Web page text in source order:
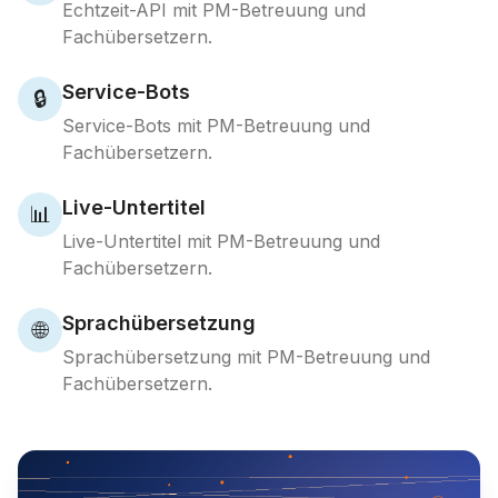
Echtzeit-API mit PM-Betreuung und
Fachübersetzern.
🔒 Service-Bots
Service-Bots mit PM-Betreuung und
Fachübersetzern.
📊 Live-Untertitel
Live-Untertitel mit PM-Betreuung und
Fachübersetzern.
🌐 Sprachübersetzung
Sprachübersetzung mit PM-Betreuung und
Fachübersetzern.